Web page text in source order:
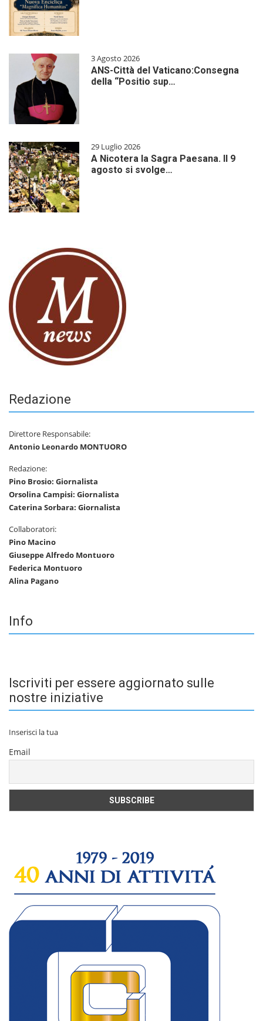
3 Agosto 2026
ANS-Città del Vaticano:Consegna
della “Positio sup…
29 Luglio 2026
A Nicotera la Sagra Paesana. Il 9
agosto si svolge…
Redazione
Direttore Responsabile:
Antonio Leonardo MONTUORO
Redazione:
Pino Brosio: Giornalista
Orsolina Campisi: Giornalista
Caterina Sorbara: Giornalista
Collaboratori:
Pino Macino
Giuseppe Alfredo Montuoro
Federica Montuoro
Alina Pagano
Info
Iscriviti per essere aggiornato sulle
nostre iniziative
Inserisci la tua
Email